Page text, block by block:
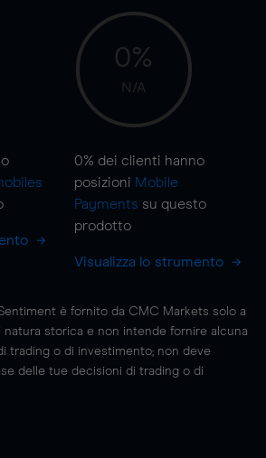
0%
N/A
0% dei clienti hanno
posizioni Mobile
Payments su questo
prodotto
Visualizza lo strumento
è fornito da CMC Markets solo a
storica e non intende fornire alcuna
trading o di investimento; non deve
delle tue decisioni di trading o di